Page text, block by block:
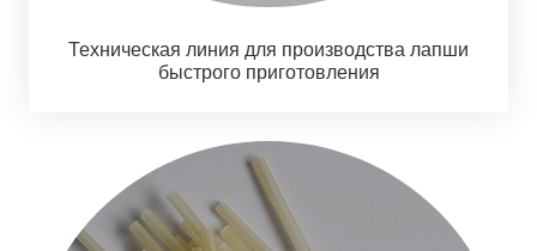
Техническая линия для производства лапши
быстрого приготовления